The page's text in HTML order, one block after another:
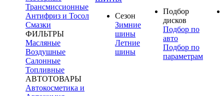
Трансмиссионные
Антифриз и Тосол
Смазки
ФИЛЬТРЫ
Масляные
Воздушные
Салонные
Топливные
АВТОТОВАРЫ
Автокосметика и
Сезон
Зимние
шины
Летние
шины
Подбор
дисков
Подбор по
авто
Подбор по
параметрам